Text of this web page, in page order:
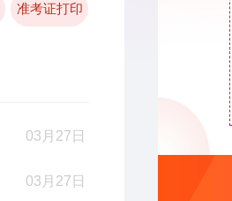
准考证打印
03月27日
03月27日